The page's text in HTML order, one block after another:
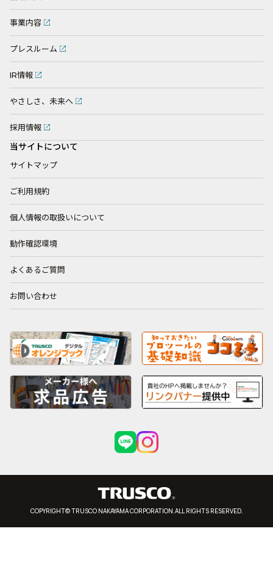
事業内容
プレスルーム
IR情報
やさしさ、未来へ
採用情報
当サイトについて
サイトマップ
ご利用規約
個人情報の取扱いについて
動作確認環境
よくあるご質問
お問い合わせ
COPYRIGHT© TRUSCO NAKAYAMA CORPORATION.ALL RIGHTS RESERVED.